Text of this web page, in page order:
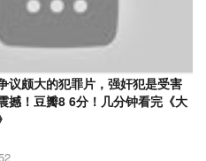
议颇大的犯罪片，强奸犯是受害
撼！豆瓣8 6分！几分钟看完《大